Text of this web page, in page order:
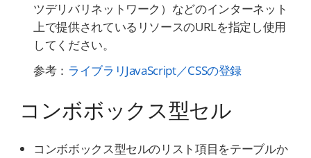
ツデリバリネットワーク）などのインターネット
上で提供されているリソースのURLを指定し使用
してください。
参考： ライブラリJavaScript／CSSの登録
コンボボックス型セル
コンボボックス型セルのリスト項目をテーブルか